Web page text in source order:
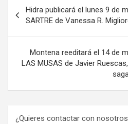
de
entradas
Hidra publicará el lunes 9 de
SARTRE de Vanessa R.
Montena reeditará el 14 de
LAS MUSAS de Javier
¿Quieres contactar con